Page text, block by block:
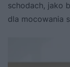
schodach, jako
dla mocowania